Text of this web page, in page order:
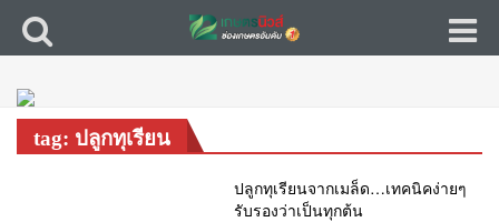
tag: ปลูกทุเรียน
ปลูกทุเรียนจากเมล็ด…เทคนิคง่ายๆ
รับรองว่าเป็นทุกต้น